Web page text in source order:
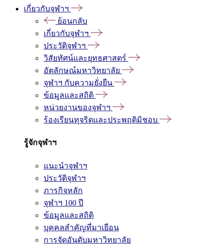
เกี่ยวกับจุฬาฯ
ย้อนกลับ
เกี่ยวกับจุฬาฯ
ประวัติจุฬาฯ
วิสัยทัศน์และยุทธศาสตร์
อัตลักษณ์มหาวิทยาลัย
จุฬาฯ กับความยั่งยืน
ข้อมูลและสถิติ
หน่วยงานของจุฬาฯ
ร้องเรียนทุจริตและประพฤติมิชอบ
รู้จักจุฬาฯ
แนะนำจุฬาฯ
ประวัติจุฬาฯ
ภารกิจหลัก
จุฬาฯ 100 ปี
ข้อมูลและสถิติ
บุคคลสำคัญที่มาเยือน
การจัดอันดับมหาวิทยาลัย